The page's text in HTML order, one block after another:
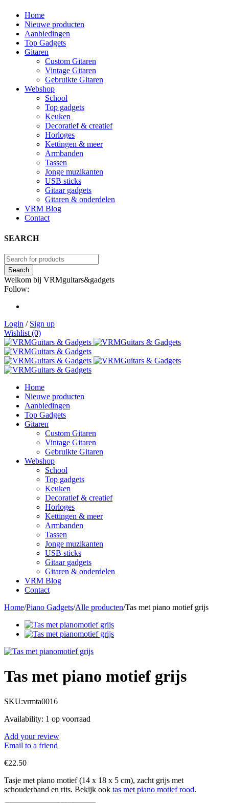
Home
Nieuwe producten
Aanbiedingen
Top Gadgets
Gitaren
Custom Gitaren
Vintage Gitaren
Gebruikte Gitaren
Webshop
School
Top gadgets
Keuken
Decoratief & creatief
Horloges
Kettingen & meer
Armbanden
Tassen
Jonge muzikanten
USB sticks
Gitaar gadgets
Gitaren & onderdelen
VRM Blog
Contact
SEARCH
Welkom bij VRMguitars&gadgets
Follow:
Login / Sign up
Wishlist (0)
Home
Nieuwe producten
Aanbiedingen
Top Gadgets
Gitaren
Custom Gitaren
Vintage Gitaren
Gebruikte Gitaren
Webshop
School
Top gadgets
Keuken
Decoratief & creatief
Horloges
Kettingen & meer
Armbanden
Tassen
Jonge muzikanten
USB sticks
Gitaar gadgets
Gitaren & onderdelen
VRM Blog
Contact
Home/Piano Gadgets/Alle producten/Tas met piano motief grijs
Tas met piano motief grijs
SKU:vrmta0016
Availability: 1 op voorraad
Add your review
Email to a friend
€22.50
Tasje met piano motief (14 x 18 x 5 cm), zacht grijs met
schouderband en rits. Bekijk ook tas met piano motief rood.